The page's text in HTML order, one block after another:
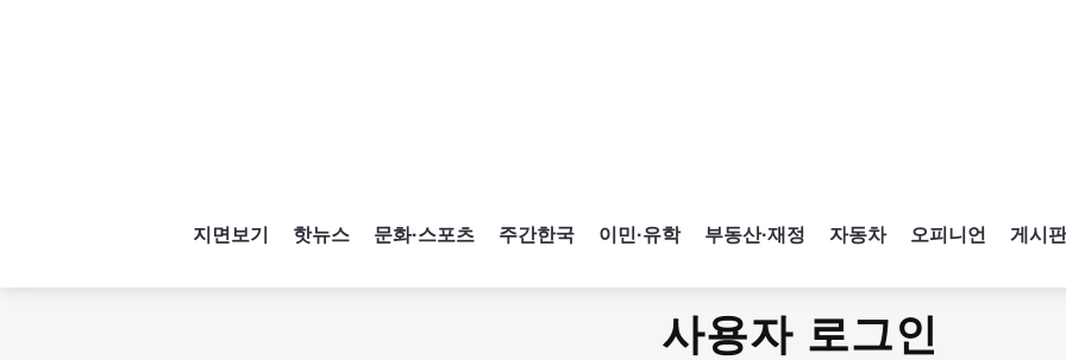
지면보기 핫뉴스 문화·스포츠 주간한국 이민·유학 부동산·재정 자동차 오피니언 게시판
사용자 로그인